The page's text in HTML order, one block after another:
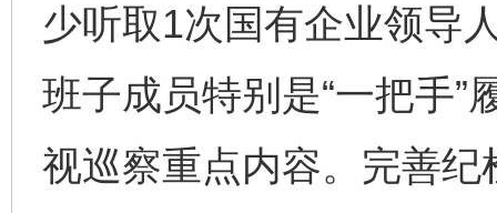
少听取1次国有企业领导
班子成员特别是“一把手”
视巡察重点内容。完善